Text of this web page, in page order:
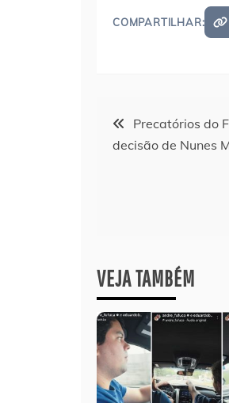
COMPARTILHAR:
Navegação
Precatórios do
decisão de Nunes
VEJA TAMBÉM